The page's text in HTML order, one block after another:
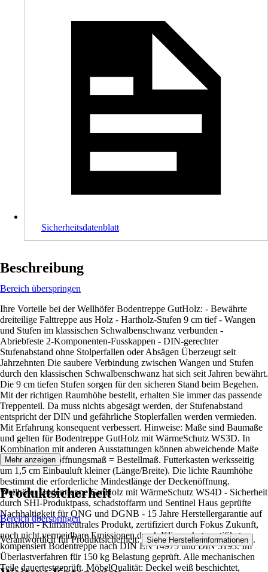
Sicherheitsdatenblatt
Beschreibung
Bereich überspringen
Ihre Vorteile bei der Wellhöfer Bodentreppe GutHolz: - Bewährte
dreiteilige Falttreppe aus Holz - Hartholz-Stufen 9 cm tief - Wangen
und Stufen im klassischen Schwalbenschwanz verbunden -
Abriebfeste 2-Komponenten-Fusskappen - DIN-gerechter
Stufenabstand ohne Stolperfallen oder Absägen Überzeugt seit
Jahrzehnten Die saubere Verbindung zwischen Wangen und Stufen
durch den klassischen Schwalbenschwanz hat sich seit Jahren bewährt.
Die 9 cm tiefen Stufen sorgen für den sicheren Stand beim Begehen.
Mit der richtigen Raumhöhe bestellt, erhalten Sie immer das passende
Treppenteil. Da muss nichts abgesägt werden, der Stufenabstand
entspricht der DIN und gefährliche Stoplerfallen werden vermieden.
Mit Erfahrung konsequent verbessert. Hinweise: Maße sind Baumaße
und gelten für Bodentreppe GutHolz mit WärmeSchutz WS3D. In
Kombination mit anderen Ausstattungen können abweichende Maße
gelten. Deckenöffnungsmaß = Bestellmaß. Futterkasten werksseitig
um 1,5 cm Einbauluft kleiner (Länge/Breite). Die lichte Raumhöhe
bestimmt die erforderliche Mindestlänge der Deckenöffnung.
Wellhöfer Bodentreppe GutHolz mit WärmeSchutz WS4D - Sicherheit
durch SHI-Produktpass, schadstoffarm und Sentinel Haus geprüfte
Nachhaltigkeit für QNG und DGNB - 15 Jahre Herstellergarantie auf
Funktion - Klimaneutrales Produkt, zertifiziert durch Fokus Zukunft,
noch nicht vermeidbare Emissionen durch Klimaschutzzertifikate
kompensiert Bodentreppe nach DIN EN 14975 und DIN 3193. Im
Überlastverfahren für 150 kg Belastung geprüft. Alle mechanischen
Teile dauertestgeprüft. MöbelQualität: Deckel weiß beschichtet,
Mehr anzeigen
Produktsicherheit
Bereich überspringen
Verantwortlich für Produktsicherheit: Siehe Herstellerinformationen .